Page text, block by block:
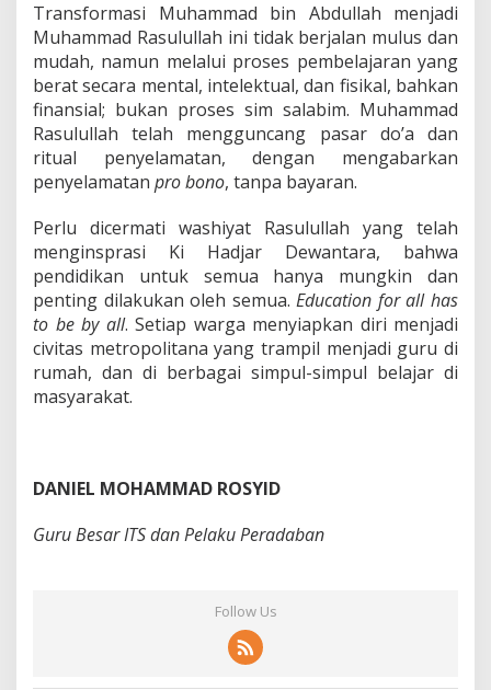
Transformasi Muhammad bin Abdullah menjadi
Muhammad Rasulullah ini tidak berjalan mulus dan
mudah, namun melalui proses pembelajaran yang
berat secara mental, intelektual, dan fisikal, bahkan
finansial; bukan proses sim salabim. Muhammad
Rasulullah telah mengguncang pasar do’a dan
ritual penyelamatan, dengan mengabarkan
penyelamatan pro bono, tanpa bayaran.
Perlu dicermati washiyat Rasulullah yang telah
menginsprasi Ki Hadjar Dewantara, bahwa
pendidikan untuk semua hanya mungkin dan
penting dilakukan oleh semua.Education for all has
to be by all. Setiap warga menyiapkan diri menjadi
civitas metropolitana yang trampil menjadi guru di
rumah, dan di berbagai simpul-simpul belajar di
masyarakat.
DANIEL MOHAMMAD ROSYID
Guru Besar ITS dan Pelaku Peradaban
Follow Us